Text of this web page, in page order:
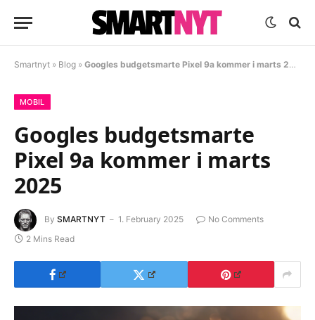
Smartnyt » Blog » Googles budgetsmarte Pixel 9a kommer i marts 2025
MOBIL
Googles budgetsmarte
Pixel 9a kommer i marts
2025
By SMARTNYT 1. February 2025
No Comments
2 Mins Read